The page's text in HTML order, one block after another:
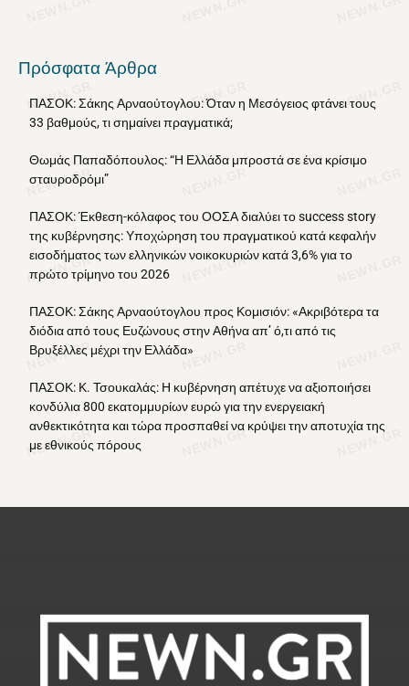
Πρόσφατα Άρθρα
ΠΑΣΟΚ: Σάκης Αρναούτογλου: Όταν η Μεσόγειος φτάνει τους
33 βαθμούς, τι σημαίνει πραγματικά;
Θωμάς Παπαδόπουλος: “Η Ελλάδα μπροστά σε ένα κρίσιμο
σταυροδρόμι”
ΠΑΣΟΚ: Έκθεση-κόλαφος του ΟΟΣΑ διαλύει το success story
της κυβέρνησης: Υποχώρηση του πραγματικού κατά κεφαλήν
εισοδήματος των ελληνικών νοικοκυριών κατά 3,6% για το
πρώτο τρίμηνο του 2026
ΠΑΣΟΚ: Σάκης Αρναούτογλου προς Κομισιόν: «Ακριβότερα τα
διόδια από τους Ευζώνους στην Αθήνα απ’ ό,τι από τις
Βρυξέλλες μέχρι την Ελλάδα»
ΠΑΣΟΚ: Κ. Τσουκαλάς: Η κυβέρνηση απέτυχε να αξιοποιήσει
κονδύλια 800 εκατομμυρίων ευρώ για την ενεργειακή
ανθεκτικότητα και τώρα προσπαθεί να κρύψει την αποτυχία της
με εθνικούς πόρους